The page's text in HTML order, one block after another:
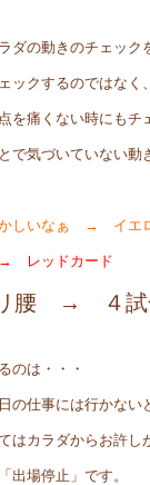
ダの動きのチェック
ックするのではなく、
を痛くない時にもチ
で気づいていない動
かしいなぁ → イエ
レッドカード
腰 → ４試
のは・・・
の仕事には行かな
はカラダからお許し
出場停止」です。